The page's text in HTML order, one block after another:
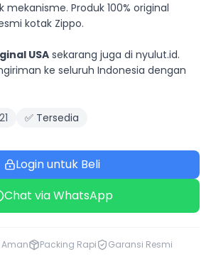
Produk 100% original
kotak Zippo.
USA sekarang juga di nyulut.id.
ke seluruh Indonesia dengan
✅ Tersedia
Login untuk Beli
Chat via WhatsApp
Packing Rapi Garansi Resmi